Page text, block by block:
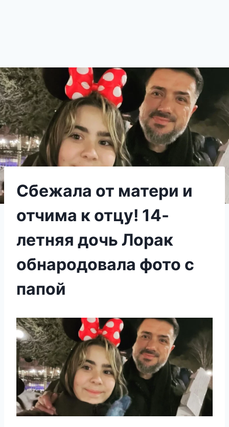
Сбежала от матери и
отчима к отцу! 14-
летняя дочь Лорак
обнародовала фото с
папой